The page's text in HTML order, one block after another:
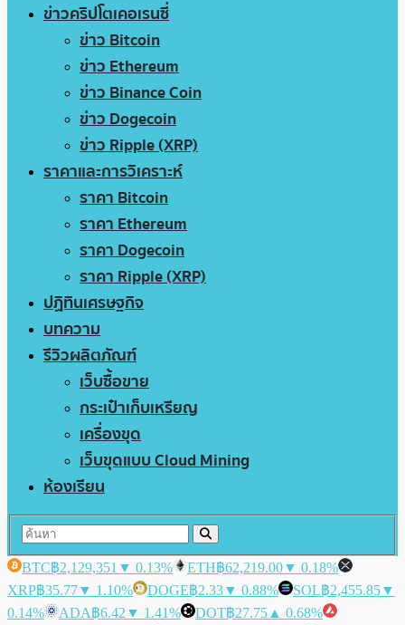
ข่าวคริปโตเคอเรนซี่
ข่าว Bitcoin
ข่าว Ethereum
ข่าว Binance Coin
ข่าว Dogecoin
ข่าว Ripple (XRP)
ราคาและการวิเคราะห์
ราคา Bitcoin
ราคา Ethereum
ราคา Dogecoin
ราคา Ripple (XRP)
ปฏิทินเศรษฐกิจ
บทความ
รีวิวผลิตภัณฑ์
เว็บซื้อขาย
กระเป๋าเก็บเหรียญ
เครื่องขุด
เว็บขุดแบบ Cloud Mining
ห้องเรียน
BTC฿2,129,351 ▼ 0.13% ETH฿62,219.00▼ 0.18%
XRP฿35.77▼ 1.10% DOGE฿2.33▼ 0.88% SOL฿2,455.85▼
0.14%
ADA฿6.42 ▼ 1.41% DOT฿27.75 ▲ 0.68%